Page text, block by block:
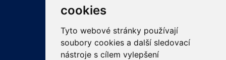
cookies
Tyto webové stránky používají
soubory cookies a další sledovací
nástroje s cílem vylepšení
ODKAZY
PRO LÉKAŘE